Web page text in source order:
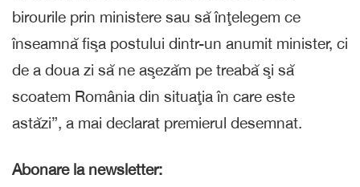
birourile prin ministere sau să înţelegem ce
înseamnă fişa postului dintr-un anumit minister, ci
de a doua zi să ne aşezăm pe treabă şi să
scoatem România din situaţia în care este
astăzi”, a mai declarat premierul desemnat.
Abonare la newsletter: